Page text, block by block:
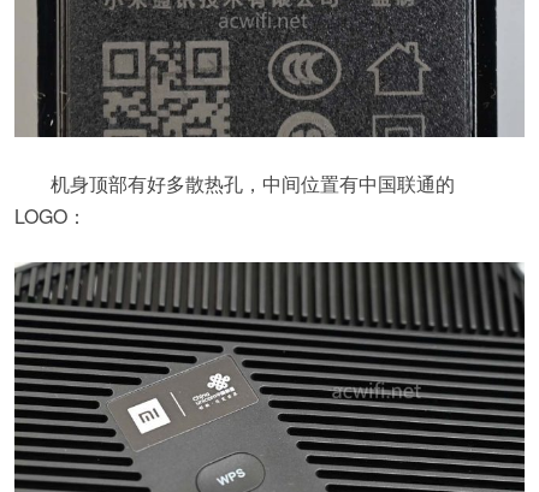
机身顶部有好多散热孔，中间位置有中国联通的
LOGO：